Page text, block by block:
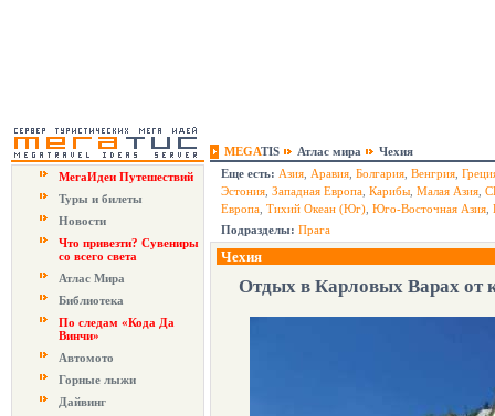
MEGATIS Атлас мира
Чехия
МегаИдеи Путешествий
Туры и билеты
Новости
Что привезти? Сувениры
со всего света
Атлас Мира
Библиотека
По следам «Кода Да
Винчи»
Автомото
Горные лыжи
Дайвинг
Еще есть: Азия Аравия Болгария Венгрия
Эстония Западная Европа Карибы Малая Азия
Европа Тихий Океан (Юг) Юго-Восточная Азия
Подразделы: Прага
Чехия
Отдых в Карловых Варах от